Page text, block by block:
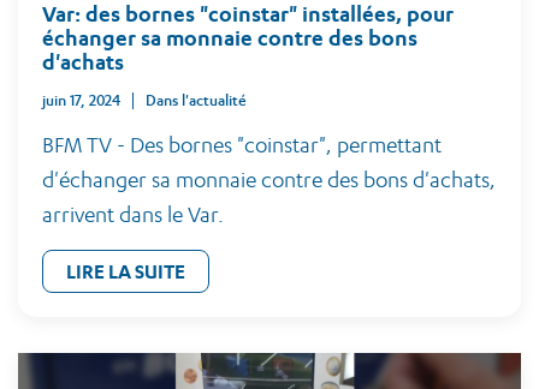
Var: des bornes "coinstar" installées, pour
échanger sa monnaie contre des bons
d'achats
juin 17, 2024 Dans l'actualité
BFM TV - Des bornes "coinstar", permettant
d'échanger sa monnaie contre des bons d'achats,
arrivent dans le Var.
LIRE LA SUITE